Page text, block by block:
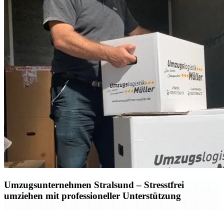
Umzugsunternehmen Stralsund – Stresstfrei
umziehen mit professioneller Unterstützung